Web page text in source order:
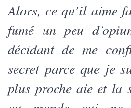
Alors, ce qu’il aime
fumé un peu
décidant de me
secret parce que je
plus proche aie et la